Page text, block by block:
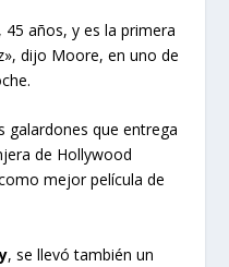
años, y es la primera
dijo Moore, en uno de
galardones que entrega
de Hollywood
mejor película de
, se llevó también un